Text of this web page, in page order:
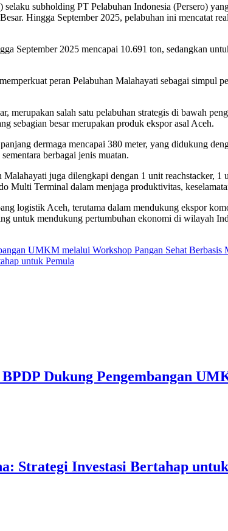
subholding PT Pelabuhan Indonesia (Persero)
Hingga September 2025, pelabuhan ini mencatat
September 2025 mencapai 10.691 ton, sedangkan
peran Pelabuhan Malahayati sebagai simpul
merupakan salah satu pelabuhan strategis di bawah
sebagian besar merupakan produk ekspor asal Aceh.
dermaga mencapai 380 meter, yang didukung
berbagai jenis muatan.
juga dilengkapi dengan 1 unit
Multi Terminal dalam menjaga produktivitas,
logistik Aceh, terutama dalam mendukung ekspor
untuk mendukung pertumbuhan ekonomi di wilayah
UMKM melalui Workshop Pangan Sehat Berbasis
untuk Pemula
Dukung Pengembangan
Strategi Investasi Bertahap